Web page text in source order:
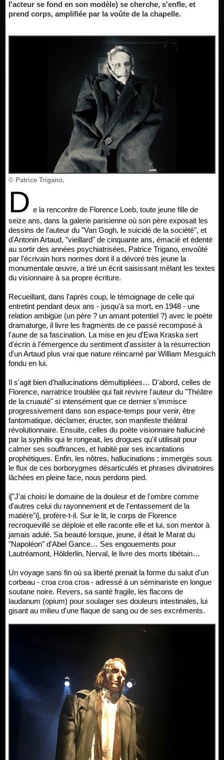
l'acteur se fond en son modèle) se cherche, s'enfle, et
prend corps, amplifiée par la voûte de la chapelle.
© Patrice Trigano.
D e la rencontre de Florence Loeb, toute jeune fille de
seize ans, dans la galerie parisienne où son père exposait les
dessins de l'auteur du "Van Gogh, le suicidé de la société", et
d'Antonin Artaud, "vieillard" de cinquante ans, émacié et édenté
au sortir des années psychiatrisées, Patrice Trigano, envoûté
par l'écrivain hors normes dont il a dévoré très jeune la
monumentale œuvre, a tiré un écrit saisissant mêlant les textes
du visionnaire à sa propre écriture.
Recueillant, dans l'après coup, le témoignage de celle qui
entretint pendant deux ans - jusqu'à sa mort, en 1948 - une
relation ambigüe (un père ? un amant potentiel ?) avec le poète
dramaturge, il livre les fragments de ce passé recomposé à
l'aune de sa fascination. La mise en jeu d'Ewa Kraska sert
d'écrin à l'émergence du sentiment d'assister à la résurrection
d'un Artaud plus vrai que nature réincarné par William Mesguich
fondu en lui.
Il s'agit bien d'hallucinations démultipliées… D'abord, celles de
Florence, narratrice troublée qui fait revivre l'auteur du "Théâtre
de la cruauté" si intensément que ce dernier s'immisce
progressivement dans son espace-temps pour venir, être
fantomatique, déclamer, éructer, son manifeste théâtral
révolutionnaire. Ensuite, celles du poète visionnaire halluciné
par la syphilis qui le rongeait, les drogues qu'il utilisait pour
calmer ses souffrances, et habité par ses incantations
prophétiques. Enfin, les nôtres, hallucinations ; immergés sous
le flux de ces borborygmes désarticulés et phrases divinatoires
lâchées en pleine face, nous perdons pied.
i["J'ai choisi le domaine de la douleur et de l'ombre comme
d'autres celui du rayonnement et de l'entassement de la
matière"i], profère-t-il. Sur le lit, le corps de Florence
recroquevillé se déploie et elle raconte elle et lui, son mentor à
jamais adulé. Sa beauté lorsque, jeune, il était le Marat du
"Napoléon" d'Abel Gance… Ses engouements pour
Lautréamont, Hölderlin, Nerval, le livre des morts tibétain…
Un voyage sans fin où sa liberté prenait la forme du salut d'un
corbeau - croa croa croa - adressé à un séminariste en longue
soutane noire. Revers, sa santé fragile, les flacons de
laudanum (opium) pour soulager ses douleurs intestinales, lui
gisant au milieu d'une flaque de sang ou de ses excréments.